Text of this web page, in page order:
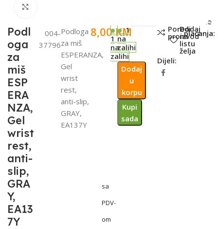
Podl
oga
za
miš
ESP
ERA
NZA,
Gel
wrist
rest,
anti-
slip,
GRA
Y,
EA13
7Y
004-
37796
Podloga
za miš
ESPERANZA,
Gel
wrist
rest,
anti-slip,
GRAY,
EA137Y
8,00KM
sa
PDV-
om
1
na
zalihi
1
na
zalihi
Dodaj
u
korpu
Kupi
sada
Poredi
proizvod
Dodaj
na
listu
želja
Dijeli:
Metode
plaćanja: